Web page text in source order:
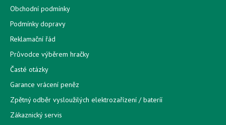
Obchodní podmínky
Podmínky dopravy
Reklamační řád
Průvodce výběrem hračky
Časté otázky
Garance vrácení peněz
Zpětný odběr vysloužilých elektrozařízení / bateríí
Zákaznický servis